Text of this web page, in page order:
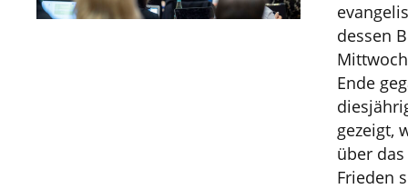
dessen
Ende
gezeigt,
über
Frieden